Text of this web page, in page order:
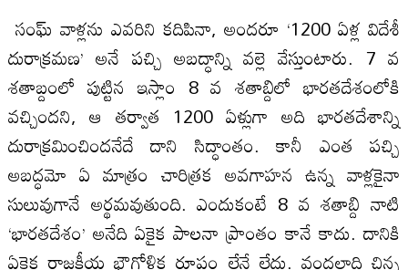
సంఘ్ వాళ్లను ఎవరిని కదిపినా, అందరూ ‘1200 ఏళ్ల విదేశీ
దురాక్రమణ’ అనే పచ్చి అబద్ధాన్ని వల్లె వేస్తుంటారు. 7 వ
శతాబ్దంలో పుట్టిన ఇస్లాం 8 వ శతాబ్దిలో భారతదేశంలోకి
వచ్చిందని, ఆ తర్వాత 1200 ఏళ్లుగా అది భారతదేశాన్ని
దురాక్రమించిందనేదే దాని సిద్ధాంతం. కానీ ఎంత పచ్చి
అబద్ధమో ఏ మాత్రం చారిత్రక అవగాహన ఉన్న వాళ్లకైనా
సులువుగానే అర్థమవుతుంది. ఎందుకంటే 8 వ శతాబ్ది నాటి
‘భారతదేశం’ అనేది ఏకైక పాలనా ప్రాంతం కానే కాదు. దానికి
ఏకైక రాజకీయ భౌగోళిక రూపం లేనే లేదు. వందలాది చిన్న